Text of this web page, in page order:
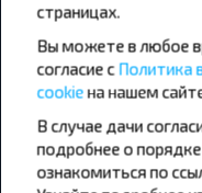
Орша - Могилёв
Минск - Могилёв
Минск - Пинск
Минск - Брест
страницах.
Вы можете в любое
согласие сПолитика
cookieна нашем
В случае дачи
подробнее о
ознакомиться по